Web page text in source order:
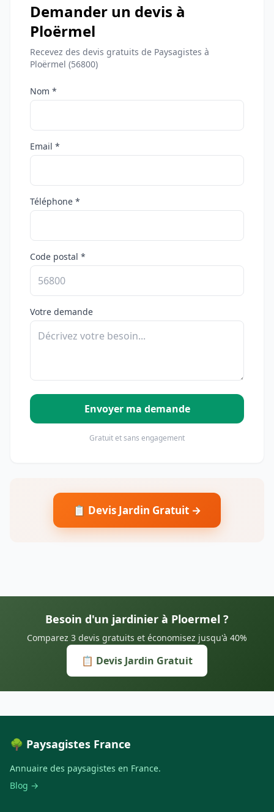
Demander un devis à
Ploërmel
Recevez des devis gratuits de Paysagistes à
Ploërmel (56800)
Nom *
Email *
Téléphone *
Code postal *
Votre demande
Envoyer ma demande
Gratuit et sans engagement
📋 Devis Jardin Gratuit →
Besoin d'un jardinier à Ploermel ?
Comparez 3 devis gratuits et économisez jusqu'à 40%
📋 Devis Jardin Gratuit
🌳 Paysagistes France
Annuaire des paysagistes en France.
Blog →